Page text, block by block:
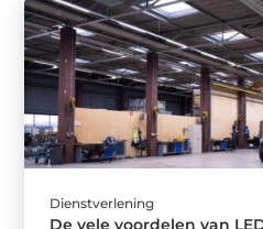
Dienstverlening
De vele voordelen van